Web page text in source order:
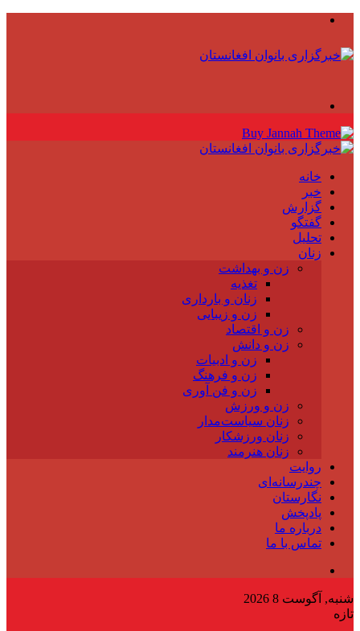
خانه
خبر
گزارش
گفتگو
تحلیل
زنان
زن و بهداشت
تغذیه
زنان و بارداری
زن و زیبایی
زن و اقتصاد
زن و دانش
زن و ادبیات
زن و فرهنگ
زن و فن آوری
زن و ورزش
زنان سیاست‌مدار
زنان ورزشکار
زنان هنرمند
روایت
چندرسانه‌ای
نگارستان
پادپخش
درباره ما
تماس با ما
شنبه, آگوست 8 2026
تازه